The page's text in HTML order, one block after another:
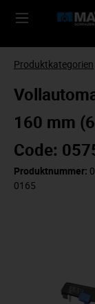
Produktkategorien
160 mm
Code:
Produktnummer:
0165